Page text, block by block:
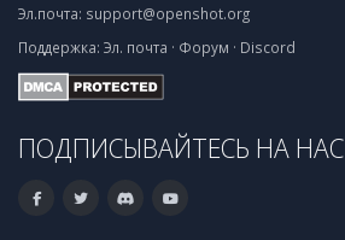
Эл.почта: support@openshot.org
Поддержка: Эл. почта · Форум · Discord
ПОДПИСЫВАЙТЕСЬ НА НАС